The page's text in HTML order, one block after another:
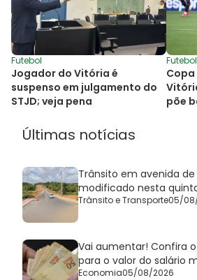
Futebol
Jogador do Vitória é
suspenso em julgamento do
STJD; veja pena
Futebol
Copa
põe
Últimas notícias
Trânsito em avenida de
modificado nesta
Trânsito e Transporte05/
Vai aumentar! Confira
para o valor do salário
Economia05/08/2026